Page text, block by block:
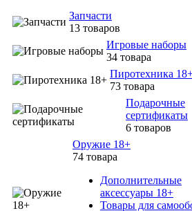
Запчасти
13 товаров
Игровые наборы
34 товара
Пиротехника
73 товара
Подарочные
сертификаты
6 товаров
Оружие 18+
74 товара
Дополнительные
аксессуары 18+
Товары для